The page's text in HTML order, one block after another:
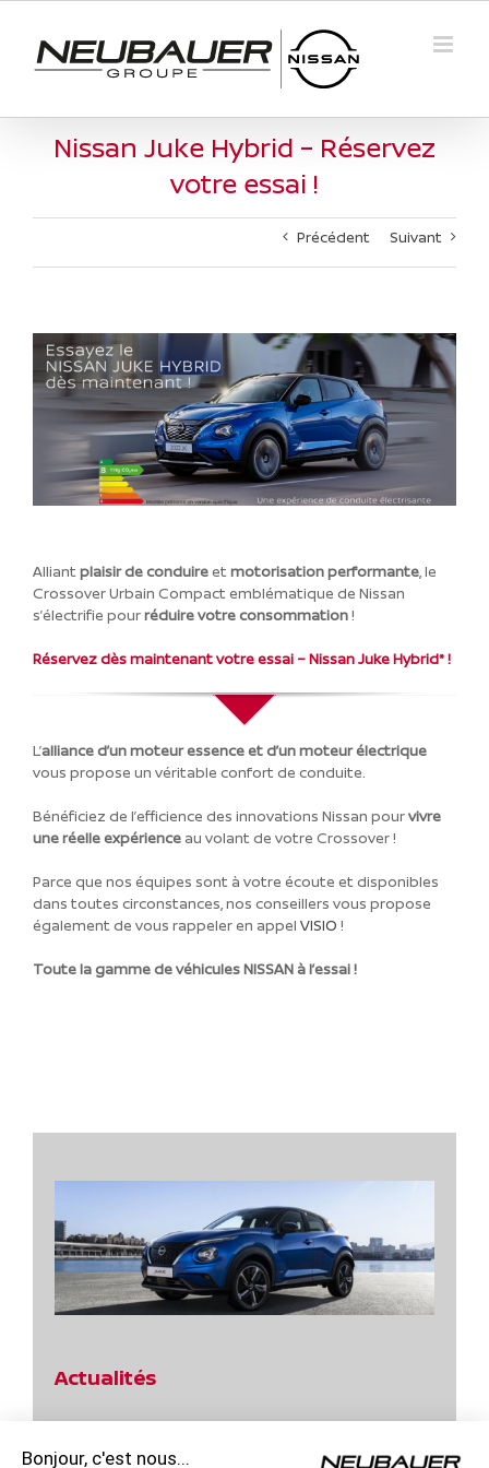
contenu
Nissan Juke Hybrid – Réservez
votre essai !
Précédent Suivant
Alliant plaisir de conduireet motorisation performante, le
Crossover Urbain Compact emblématique de Nissan
s’électrifie pourréduire votre consommation!
Réservez dès maintenant votre essai – Nissan Juke Hybrid* !
L’alliance d’un moteur essence et d’un moteur électrique
vous propose un véritable confort de conduite.
Bénéficiez de l’efficience des innovations Nissan pourvivre
une réelle expérience au volant de votre Crossover !
Parce que nos équipes sont à votre écoute et disponibles
dans toutes circonstances, nos conseillers vous propose
également de vous rappeler en appel VISIO !
Toute la gamme de véhicules NISSAN à l’essai !
Actualités
Bonjour, c'est nous...